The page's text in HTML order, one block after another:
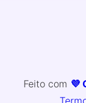
Feito com 💜